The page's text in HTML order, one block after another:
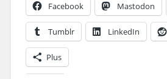
Facebook Mastodon
Tumblr LinkedIn
Plus